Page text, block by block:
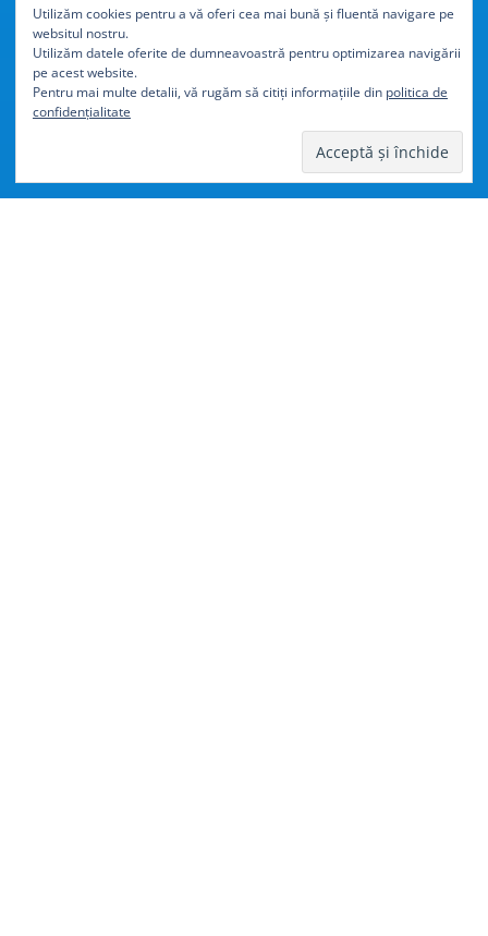
Cu40% mai ușordecât
aluminiul
Utilizăm cookies pentru a vă oferi cea mai bună și fluentă navigare pe
websitul nostru.
Utilizăm datele oferite de dumneavoastră pentru optimizarea navigării
pe acest website.
Pentru mai multe detalii, vă rugăm să citiți informațiile din politica de
confidențialitate